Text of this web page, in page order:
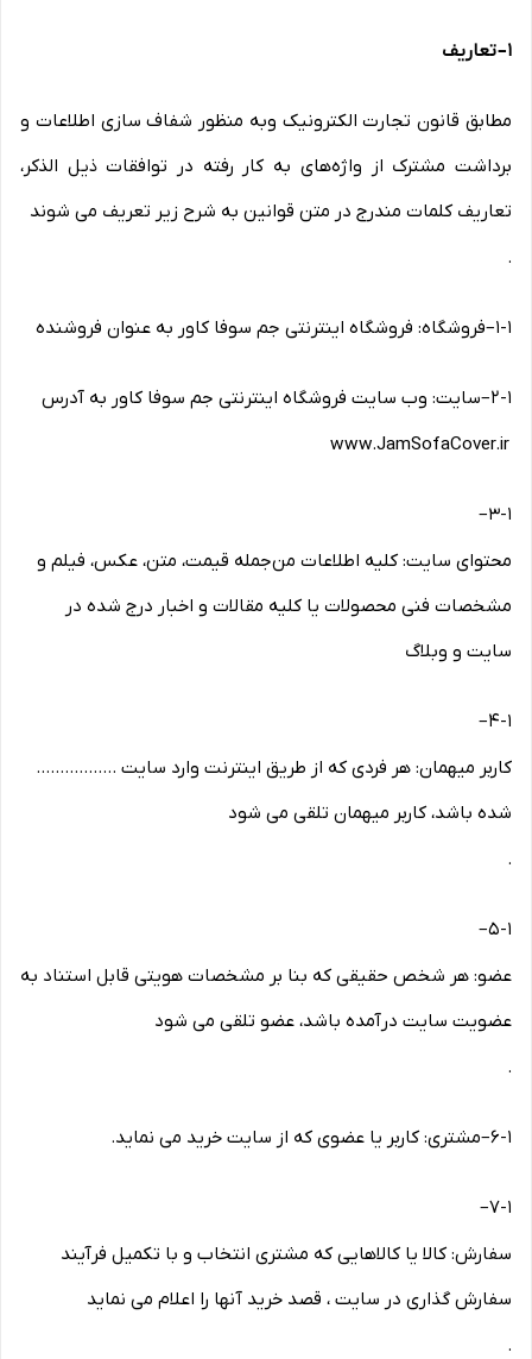
۱–تعاریف
مطابق قانون تجارت الکترونیک وبه منظور شفاف سازی اطلاعات و
برداشت مشترک از واژه‌های به کار رفته در توافقات ذیل الذکر،
تعاریف کلمات مندرج در متن قوانین به شرح زیر تعریف می شوند
.
۱-۱–فروشگاه: فروشگاه اینترنتی جم سوفا کاور به عنوان فروشنده
۲-۱–سایت: وب سایت فروشگاه اینترنتی جم سوفا کاور به آدرس
۳-۱–
محتوای سایت: کلیه اطلاعات من‌جمله قیمت، متن، عکس، فیلم و
مشخصات فنی محصولات یا کلیه مقالات و اخبار درج شده در
سایت و وبلاگ
۴-۱–
کاربر میهمان: هر فردی که از طریق اینترنت وارد سایت .................
شده باشد، کاربر میهمان تلقی می شود
.
۵-۱–
عضو: هر شخص حقیقی که بنا بر مشخصات هویتی قابل استناد به
عضویت سایت درآمده باشد، عضو تلقی می شود
.
۶-۱–مشتری: کاربر یا عضوی که از سایت خرید می نماید.
۷-۱–
سفارش: کالا یا کالاهایی که مشتری انتخاب و با تکمیل فرآیند
سفارش گذاری در سایت ، قصد خرید آنها را اعلام می نماید
.